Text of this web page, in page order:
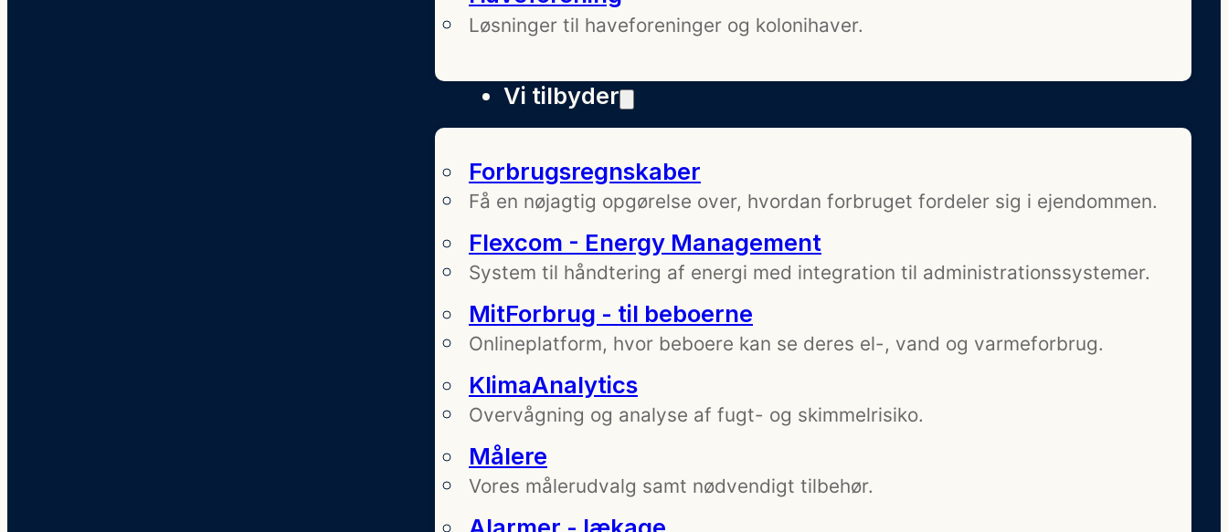
Løsninger til haveforeninger og kolonihaver.
Vi tilbyder
Forbrugsregnskaber
Få en nøjagtig opgørelse over, hvordan forbruget fordeler sig i ejendommen.
Flexcom - Energy Management
System til håndtering af energi med integration til administrationssystemer.
MitForbrug - til beboerne
Onlineplatform, hvor beboere kan se deres el-, vand og varmeforbrug.
KlimaAnalytics
Overvågning og analyse af fugt- og skimmelrisiko.
Målere
Vores målerudvalg samt nødvendigt tilbehør.